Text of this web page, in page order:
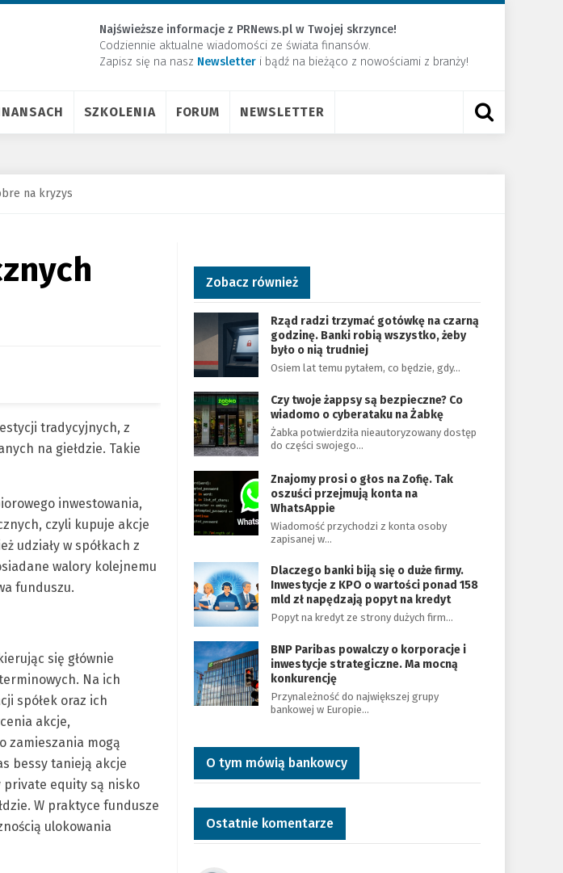
Najświeższe informacje z PRNews.pl w Twojej skrzynce!
Codziennie aktualne wiadomości ze świata finansów.
Zapisz się na nasz Newsletter ​i bądź na bieżąco z nowościami z branży!
SZKOLENIA FORUM NEWSLETTER
na kryzys
tradycyjnych, z
na giełdzie. Takie
inwestowania,
czyli kupuje akcje
udziały w spółkach z
walory kolejnemu
funduszu.
się głównie
Na ich
spółek oraz ich
akcje,
zamieszania mogą
bessy tanieją akcje
private equity są nisko
W praktyce fundusze
ulokowania
Zobacz również
Rząd radzi trzymać gotówkę na czarną
godzinę. Banki robią wszystko, żeby
było o nią trudniej
Osiem lat temu pytałem, co będzie, gdy…
Czy twoje żappsy są bezpieczne? Co
wiadomo o cyberataku na Żabkę
Żabka potwierdziła nieautoryzowany dostęp
do części swojego…
Znajomy prosi o głos na Zofię. Tak
oszuści przejmują konta na
WhatsAppie
Wiadomość przychodzi z konta osoby
zapisanej w…
Dlaczego banki biją się o duże firmy.
Inwestycje z KPO o wartości ponad 158
mld zł napędzają popyt na kredyt
Popyt na kredyt ze strony dużych firm…
BNP Paribas powalczy o korporacje i
inwestycje strategiczne. Ma mocną
konkurencję
Przynależność do największej grupy
bankowej w Europie…
O tym mówią bankowcy
Ostatnie komentarze